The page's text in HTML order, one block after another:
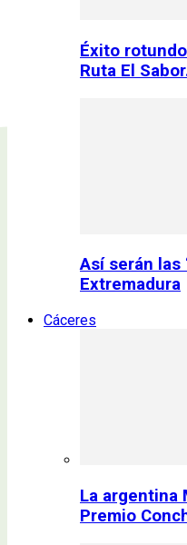
Éxito
Ruta El
Así serán las
Extremadura
Cáceres
La argentina
Premio